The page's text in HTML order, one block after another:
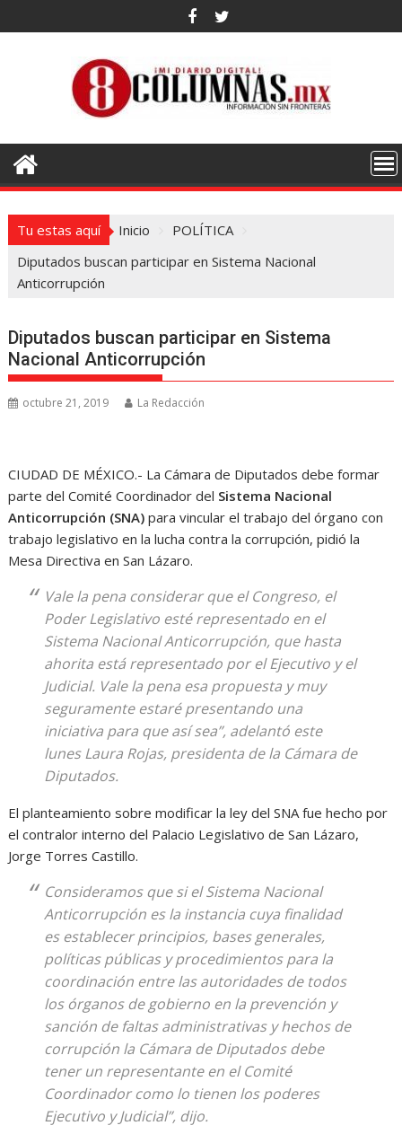
al
Tu estas aquí Inicio
POLÍTICA
Diputados buscan participar en Sistema Nacional
Anticorrupción
Diputados buscan participar en Sistema
Nacional Anticorrupción
octubre 21, 2019 La Redacción
CIUDAD DE MÉXICO.- La Cámara de Diputados debe formar
parte del Comité Coordinador del Sistema Nacional
Anticorrupción (SNA)para vincular el trabajo del órgano con
trabajo legislativo en la lucha contra la corrupción, pidió la
Mesa Directiva en San Lázaro.
Vale la pena considerar que el Congreso, el
Poder Legislativo esté representado en el
Sistema Nacional Anticorrupción, que hasta
ahorita está representado por el Ejecutivo y el
Judicial. Vale la pena esa propuesta y muy
seguramente estaré presentando una
iniciativa para que así sea”, adelantó este
lunes Laura Rojas, presidenta de la Cámara de
Diputados.
El planteamiento sobre modificar la ley del SNA fue hecho por
el contralor interno del Palacio Legislativo de San Lázaro,
Jorge Torres Castillo.
Consideramos que si el Sistema Nacional
Anticorrupción es la instancia cuya finalidad
es establecer principios, bases generales,
políticas públicas y procedimientos para la
coordinación entre las autoridades de todos
los órganos de gobierno en la prevención y
sanción de faltas administrativas y hechos de
corrupción la Cámara de Diputados debe
tener un representante en el Comité
Coordinador como lo tienen los poderes
Ejecutivo y Judicial”, dijo.